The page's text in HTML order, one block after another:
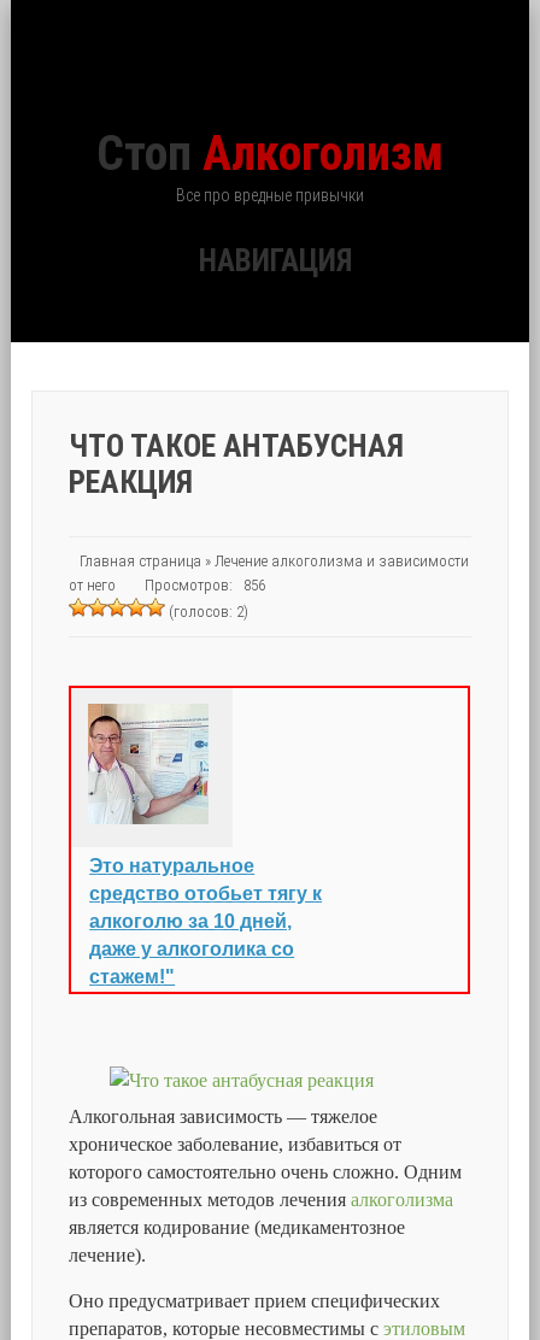
Стоп Алкоголизм
Все про вредные привычки
НАВИГАЦИЯ
ЧТО ТАКОЕ АНТАБУСНАЯ
РЕАКЦИЯ
Главная страница »Лечение алкоголизма и зависимости
от него
Просмотров: 856
(голосов: 2)
Это натуральное
средство отобьет тягу к
алкоголю за 10 дней,
даже у алкоголика со
стажем!"
Алкогольная зависимость — тяжелое
хроническое заболевание, избавиться от
которого самостоятельно очень сложно. Одним
из современных методов леченияалкоголизма
является кодирование (медикаментозное
лечение).
Оно предусматривает прием специфических
препаратов, которые несовместимы сэтиловым